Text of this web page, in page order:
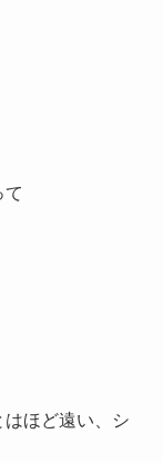
て
ほど遠い、シ